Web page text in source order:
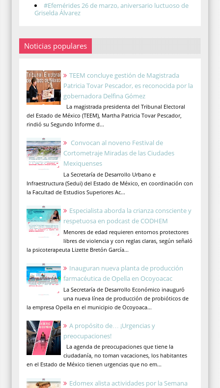
#Efemérides 26 de marzo, aniversario luctuoso de
Griselda Álvarez
Noticias populares
TEEM concluye gestión de Magistrada
Patricia Tovar Pescador, es reconocida por la
gobernadora Delfina Gómez
La magistrada presidenta del Tribunal Electoral
del Estado de México (TEEM), Martha Patricia Tovar Pescador,
rindió su Segundo Informe d...
Convocan al noveno Festival de
Cortometraje Miradas de las Ciudades
Mexiquenses
La Secretaría de Desarrollo Urbano e
Infraestructura (Sedui) del Estado de México, en coordinación con
la Facultad de Estudios Superiores Ac...
Especialista aborda la crianza consciente y
respetuosa en podcast de CODHEM
Menores de edad requieren entornos protectores
libres de violencia y con reglas claras, según señaló
la psicoterapeuta Lizette Bretón García...
Inauguran nueva planta de producción
farmacéutica de Opella en Ocoyoacac
La Secretaría de Desarrollo Económico inauguró
una nueva línea de producción de probióticos de
la empresa Opella en el municipio de Ocoyoaca...
A propósito de… ¡Urgencias y
preocupaciones!
La agenda de preocupaciones que tiene la
ciudadanía, no toman vacaciones, los habitantes
en el Estado de México tienen urgencias que no em...
Edomex alista actividades por la Semana